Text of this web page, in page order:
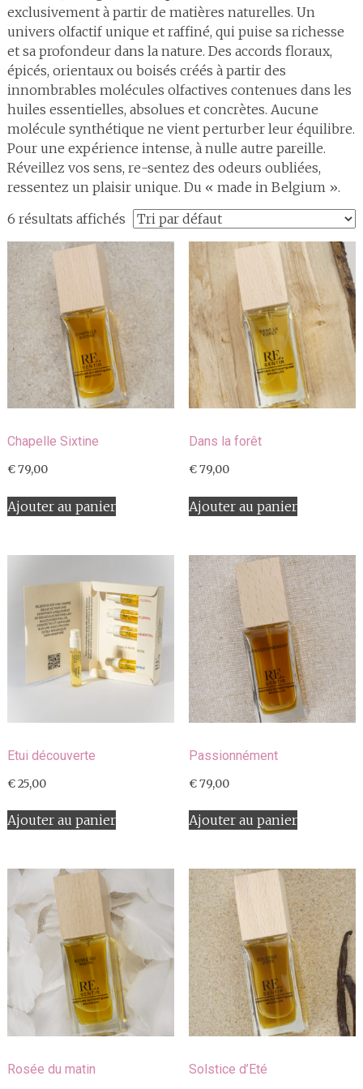
exclusivement à partir de matières naturelles. Un
univers olfactif unique et raffiné, qui puise sa richesse
et sa profondeur dans la nature. Des accords floraux,
épicés, orientaux ou boisés créés à partir des
innombrables molécules olfactives contenues dans les
huiles essentielles, absolues et concrètes. Aucune
molécule synthétique ne vient perturber leur équilibre.
Pour une expérience intense, à nulle autre pareille.
Réveillez vos sens, re-sentez des odeurs oubliées,
ressentez un plaisir unique. Du « made in Belgium ».
6 résultats affichés
Chapelle Sixtine
€79,00
Ajouter au panier
Dans la forêt
€79,00
Ajouter au panier
Etui découverte
€25,00
Ajouter au panier
Passionnément
€79,00
Ajouter au panier
Rosée du matin Solstice d’Eté